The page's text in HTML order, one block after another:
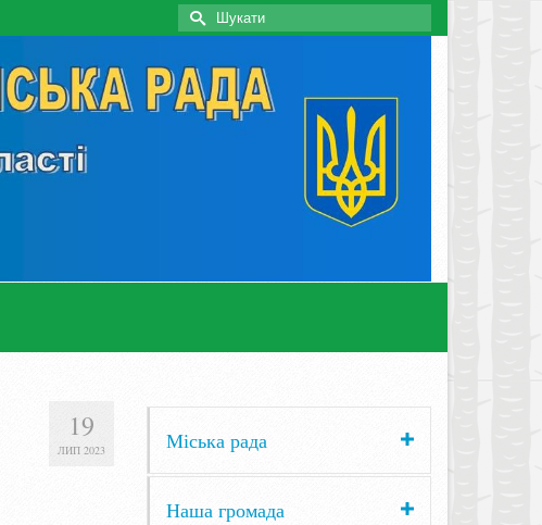
Search
for:
19
ЛИП 2023 Міська рада
Наша громада